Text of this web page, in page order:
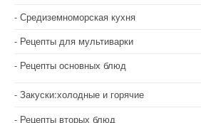
Средиземноморская кухня
Рецепты для мультиварки
Рецепты основных блюд
Закуски:холодные и горячие
Рецепты вторых блюд